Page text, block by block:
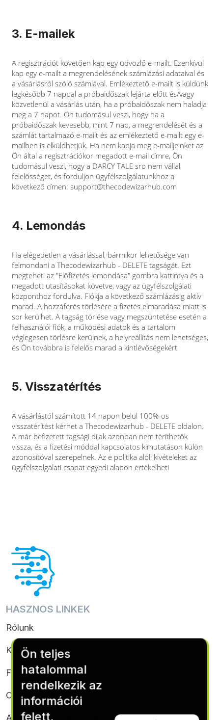
3. E-mailek
A regisztrációt követően kap egy üdvözlő e-mailt. Ezenkívül
kap egy e-mailt a megrendelésének számlázási adataival és
a vásárlásról szóló számlával. Emlékeztető e-mailt is küldünk
legkésőbb 7 nappal a próbaidőszak lejárta előtt és/vagy
közvetlenül a vásárlás után, ha a próbaidőszak nem haladja
meg a 7 napot. Ön tudomásul veszi, hogy ha a
próbaidőszak kevesebb, mint 7 nap, a megrendelését és a
számlát tartalmazó e-mailt és az emlékeztető e-mailt egy e-
mailben is elküldhetjük. Ha nem kapja meg e-mailjeinket az
Ön által a regisztrációkor megadott e-mail címre, Ön
tudomásul veszi, hogy a DARCY TALE sro nem vállal
felelősséget, és forduljon ügyfélszolgálatunkhoz a
következő címen: support@thecodewizarhub.com
4. Lemondás
Ha elégedetlen a vásárlással, bármikor lehetősége van
felmondani a Thecodewizarhub - DELETE tagságát. Ezt
megteheti az "Előfizetés lemondása" gombra kattintva és a
megadott utasításokat követve, vagy az ügyfélszolgálati
központhoz fordulva. Fiókja a következő számlázásig aktív
marad. A hozzáférés törlésére a fizetés elmaradása miatt is
sor kerülhet. A tagság törlése vagy megszüntetése esetén a
felhasználói fiók, a működési adatok és a tartalom
véglegesen törlésre kerülnek, a helyreállítás nem lehetséges,
és Ön továbbra is felelős marad a kintlévőségekért
5. Visszatérítés
A vásárlástól számított 14 napon belül 100%-os
visszatérítést kérhet a Thecodewizarhub - DELETE oldalon.
A már befizetett tagsági díjak azonban nem téríthetők
vissza, és a fizetési móddal kapcsolatos kimutatáson külön
azonosítóval szerepelnek. Az e politika alóli kivételeket az
ügyfélszolgálati csapat egyedi alapon értékelheti
HASZNOS LINKEK
Rólunk
Kapcsolatfelvétel
Feltételek & feltételek
Cookie-szabályzat
Adatvédelmi irányelvek
Ön teljes
hatalommal
rendelkezik az
információi
felett.